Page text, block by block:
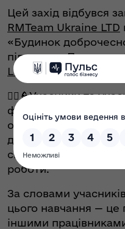
Цей захід відбувся
RMTeam Ukraine LTD
«Будинок
підтримки Програми
LEAD with Europe
👮‍♂️👮Учасники та
формуванням
обговорювали
доброчесності та
специфічні
роботи.
За словами
цього навчання — це
іншими